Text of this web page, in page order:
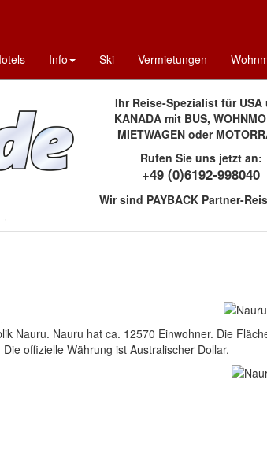
Ihr Reise-Spezialist für USA
KANADA mit BUS,
MIETWAGEN oder
Rufen Sie uns jetzt an:
+49 (0)6192-998040
Wir sind PAYBACK Partner-
Info Ski Vermietungen
Nauru. Nauru hat ca. 12570 Einwohner. Die
offizielle Währung ist Australischer Dollar.